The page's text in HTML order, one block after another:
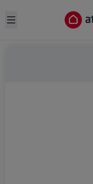
Open sidebar